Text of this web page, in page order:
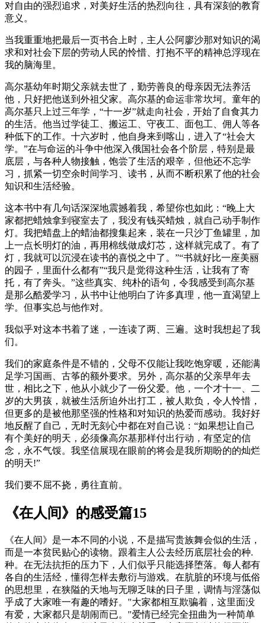
对自由的强烈追求，对美好生活的热烈向往，具有深刻的教育
意义。
当我重重地把最后一页书合上时，主人公阿廖沙那对知识的渴
求和对社会下层的劳动人民的怜惜、打抱不平的精神总浮现在
我的脑海里。
高尔基幼年时期父亲就去世了，勤劳善良的母亲因无法养活
他，只好把他送到外祖父家。高尔基的命运非常坎坷。童年的
高尔基只上过三年学，“十一岁”就走向社会，开始了自食其力
的生活。他当过学徒工、搬运工、守夜工、面包工、佣人等各
种低下的工作。十六岁时，他自身来到喀山，进入了“社会大
学。”在与命运的斗争中他深入俄国社会各个阶层，特别是最
底层，与各种人物接触，饱尝了生活的艰辛，但他还不忘学
习，抓紧一切空余时间学习、读书，从而不断积累了他的社会
知识和生活经验。
这本书中有几句话深深地震撼着我，希望你也如此：“晚上大
家都把蜡烛拿到寝室去了，我没有钱买蜡烛，就自己动手制作
灯。我把蜡盘上的蜡油都搜集起来，装在一只沙丁鱼罐里，加
上一点长明灯的油，再用棉线做成灯芯，这样就完成了。有了
灯，我就可以沉浸在读书的喜悦之中了。”“书就好比一座美丽
的园子，里面什么都有”“我只是觉得这种生活，让我有了寄
托，有了奔头。”这些真实、纯朴的语句，令我感受到高尔基
是那么酷爱学习，从书中让他明白了许多真理，他一直渴望上
学。但事实总与他作对。
我似乎对这本书着了迷，一连读了两、三遍。这时我想起了我
们。
我们的家庭条件是不错的，父母不仅能让我吃饱穿暖，还能满
足学习国画、古筝的额外要求。另外，高尔基的父亲早年去
世，相比之下，他从小就少了一份父爱。他，一个才十一、二
岁的大男孩，就被生活所迫外出打工，被人欺负，令人怜惜，
但更多的是被他那坚强的性格和对知识的热爱而感动。我好好
地反醒了自己，无时无刻心中都在对自己说：“如果想让自己
有个美好的明天，必须像高尔基那样付出行动，有坚定的信
念，永不气馁。我坚信展现在眼前的将会是我所期盼的的灿烂
的明天!”
我们要不屈不挠，勇往直前。
《在人间》的感受篇15
《在人间》是一本不同的小说，不是描写贵族舞会似的生活，
而是一本贫民贴心的读物。跟着主人公去经历底层社会的种.
种。在无法抗拒的压力下，人们似乎只能选择堕落。每人都有
各自的生活经，懂得怎样去敷衍与游戏。在肮脏的环境与低俗
的思想里，在狭隘的天地与无聊乏味的日子里，调情与淫荡似
乎成了大家唯一有趣的嗜好。"大家都相互欺骗着，这里面没
有爱，大家都只是胡闹而已。"爱情已经完全扭曲为一种简单